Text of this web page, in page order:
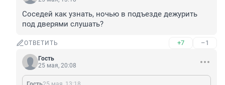
Соседей как узнать, ночью в подъезде дежурить
под дверями слушать?
ОТВЕТИТЬ +7 –1
Гость
25 мая, 20:08